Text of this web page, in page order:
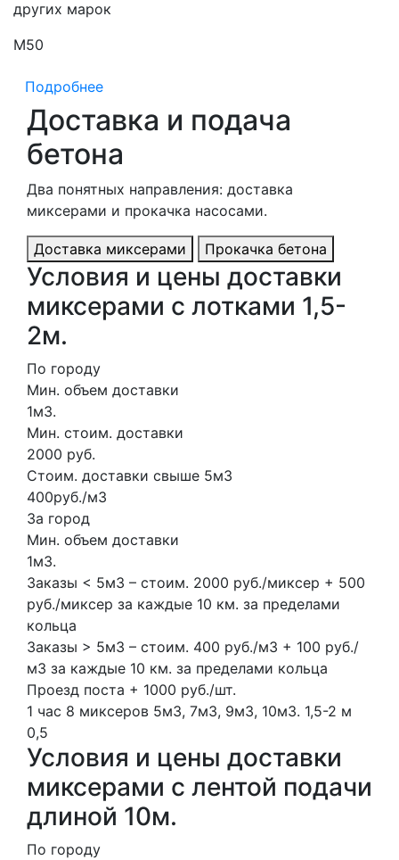
других марок
М50
Подробнее
Доставка и подача
бетона
Два понятных направления: доставка
миксерами и прокачка насосами.
Доставка миксерами Прокачка бетона
Условия и цены доставки
миксерами с лотками 1,5-
2м.
По городу
Мин. объем доставки
1м3.
Мин. стоим. доставки
2000 руб.
Стоим. доставки свыше 5м3
400руб./м3
За город
Мин. объем доставки
1м3.
Заказы < 5м3 – стоим. 2000 руб./миксер + 500
руб./миксер за каждые 10 км. за пределами
кольца
Заказы > 5м3 – стоим. 400 руб./м3 + 100 руб./
м3 за каждые 10 км. за пределами кольца
Проезд поста + 1000 руб./шт.
1 час 8 миксеров 5м3, 7м3, 9м3, 10м3. 1,5-2 м
0,5
Условия и цены доставки
миксерами с лентой подачи
длиной 10м.
По городу